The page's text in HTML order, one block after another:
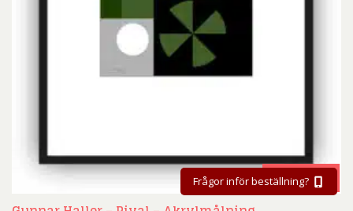
BESTÄLL
Frågor inför beställning?